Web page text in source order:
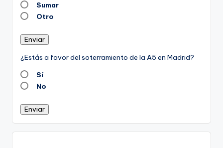
Sumar
Otro
Enviar
¿Estás a favor del soterramiento de la A5 en Madrid?
Sí
No
Enviar